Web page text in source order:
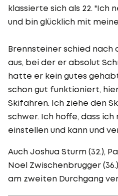
klassierte sich als 22. "Ich
und bin glücklich mit
Brennsteiner schied nach
aus, bei der er absolut
hatte er kein gutes
schon gut funktioniert,
Skifahren. Ich ziehe den
schwer. Ich hoffe, dass
einstellen und kann und
Auch Joshua Sturm (32.),
Noel Zwischenbrugger
am zweiten Durchgang